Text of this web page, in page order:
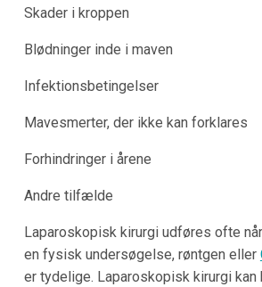
Skader i kroppen
Blødninger inde i maven
Infektionsbetingelser
Mavesmerter, der ikke kan forklares
Forhindringer i årene
Andre tilfælde
Laparoskopisk kirurgi udføres ofte
en fysisk undersøgelse, røntgen eller
er tydelige. Laparoskopisk kirurgi kan